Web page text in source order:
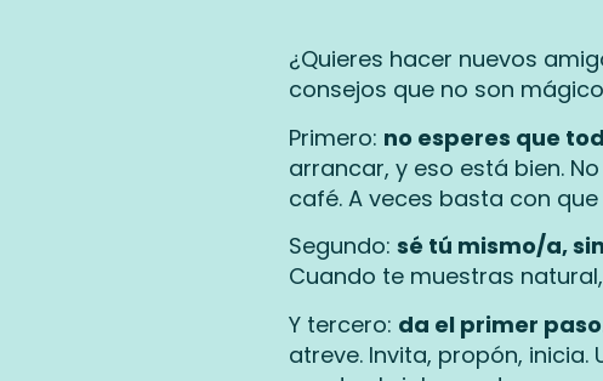
¿Quieres hacer nuevos
consejos que no son
Primero: no esperes que
arrancar, y eso está bien.
café. A veces basta con
Segundo: sé tú mismo/a,
Cuando te muestras
Y tercero: da el primer paso
atreve. Invita, propón, inicia.